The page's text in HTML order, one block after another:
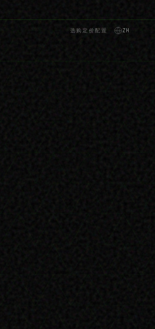
选购定价配置 ZH